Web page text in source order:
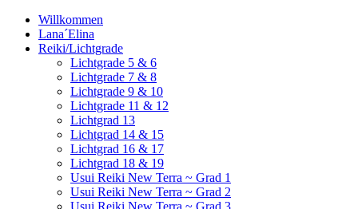
Willkommen
Lana´Elina
Reiki/Lichtgrade
Lichtgrade 5 & 6
Lichtgrade 7 & 8
Lichtgrade 9 & 10
Lichtgrade 11 & 12
Lichtgrad 13
Lichtgrad 14 & 15
Lichtgrad 16 & 17
Lichtgrad 18 & 19
Usui Reiki New Terra ~ Grad 1
Usui Reiki New Terra ~ Grad 2
Usui Reiki New Terra ~ Grad 3